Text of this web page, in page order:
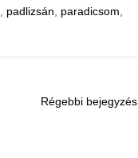
padlizsán paradicsom
Régebbi bejegyzés